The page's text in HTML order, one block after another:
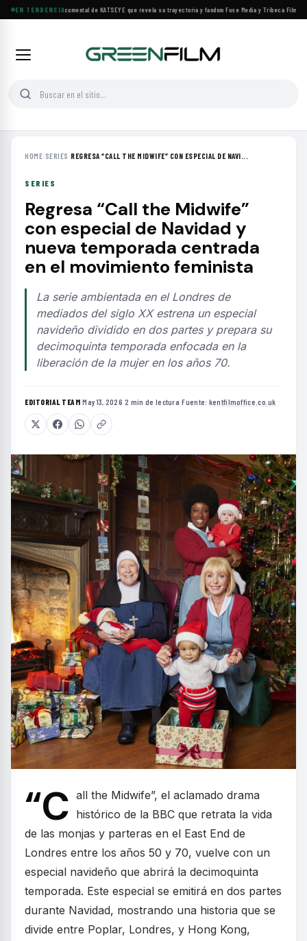
EN TENDENCIA
Llega a cines el documental de KATSEYE que revela su trayectoria y fandom·Fuse Media y Tribeca Films
HOME› SERIES ›REGRESA “CALL THE MIDWIFE” CON ESPECIAL DE NAVI...
SERIES
Regresa “Call the Midwife”
con especial de Navidad y
nueva temporada centrada
en el movimiento feminista
La serie ambientada en el Londres de
mediados del siglo XX estrena un especial
navideño dividido en dos partes y prepara su
decimoquinta temporada enfocada en la
liberación de la mujer en los años 70.
EDITORIAL TEAM·May 13, 2026·2 min de lectura·Fuente: kentfilmoffice.co.uk
“C all the Midwife”, el aclamado drama
histórico de la BBC que retrata la vida
de las monjas y parteras en el East End de
Londres entre los años 50 y 70, vuelve con un
especial navideño que abrirá la decimoquinta
temporada. Este especial se emitirá en dos partes
durante Navidad, mostrando una historia que se
divide entre Poplar, Londres, y Hong Kong,